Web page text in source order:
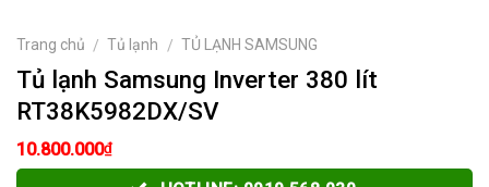
Trang chủ / Tủ lạnh / TỦ LẠNH SAMSUNG
Tủ lạnh Samsung Inverter 380 lít
RT38K5982DX/SV
10.800.000₫